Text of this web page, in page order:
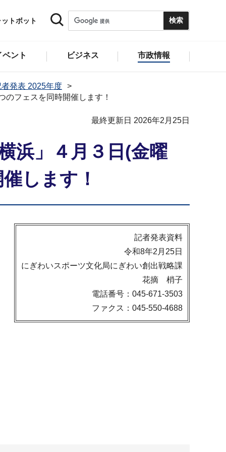
トボット
ント ビジネス 市政情報
者発表 2025年度
フェスを同時開催します！
最終更新日 2026年2月25日
浜」４月３日(金曜
します！
記者発表資料
令和8年2月25日
にぎわいスポーツ文化局にぎわい創出戦略課
花摘 梢子
電話番号：045-671-3503
ファクス：045-550-4688